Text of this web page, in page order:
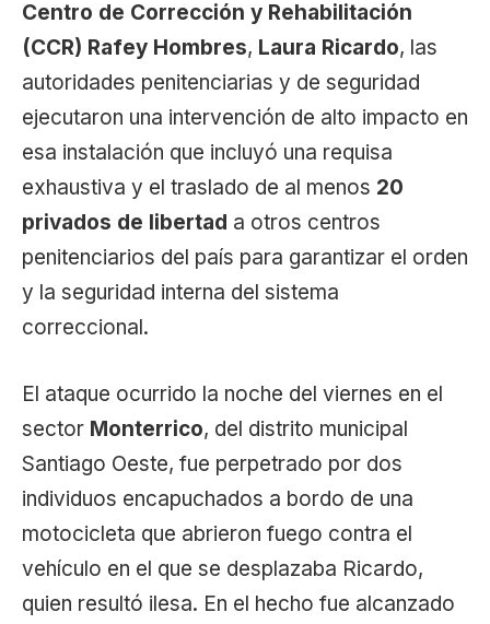
Centro de Corrección y Rehabilitación
(CCR) Rafey Hombres, Laura Ricardo, las
autoridades penitenciarias y de seguridad
ejecutaron una intervención de alto impacto en
esa instalación que incluyó una requisa
exhaustiva y el traslado de al menos 20
privados de libertad a otros centros
penitenciarios del país para garantizar el orden
y la seguridad interna del sistema
correccional.
El ataque ocurrido la noche del viernes en el
sector Monterrico, del distrito municipal
Santiago Oeste, fue perpetrado por dos
individuos encapuchados a bordo de una
motocicleta que abrieron fuego contra el
vehículo en el que se desplazaba Ricardo,
quien resultó ilesa. En el hecho fue alcanzado